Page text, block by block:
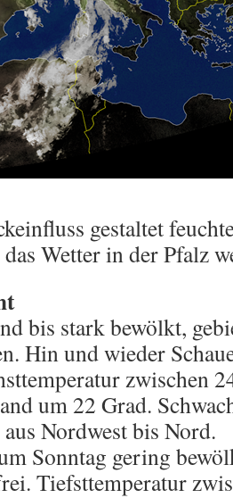
gestaltet
Wetter in der Pfalz
bis stark bewölkt,
Hin und wieder
zwischen
um 22 Grad.
Nordwest bis Nord.
Sonntag gering
Tiefsttemperatur